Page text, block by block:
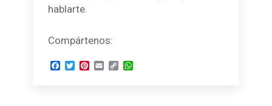
hablarte.
Compártenos:
Facebook
TwitterPinterest
EmailCopyWhatsApp